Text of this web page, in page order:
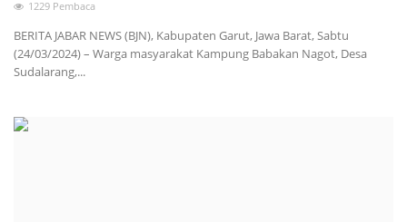
1229 Pembaca
BERITA JABAR NEWS (BJN), Kabupaten Garut, Jawa Barat, Sabtu
(24/03/2024) – Warga masyarakat Kampung Babakan Nagot, Desa
Sudalarang,...